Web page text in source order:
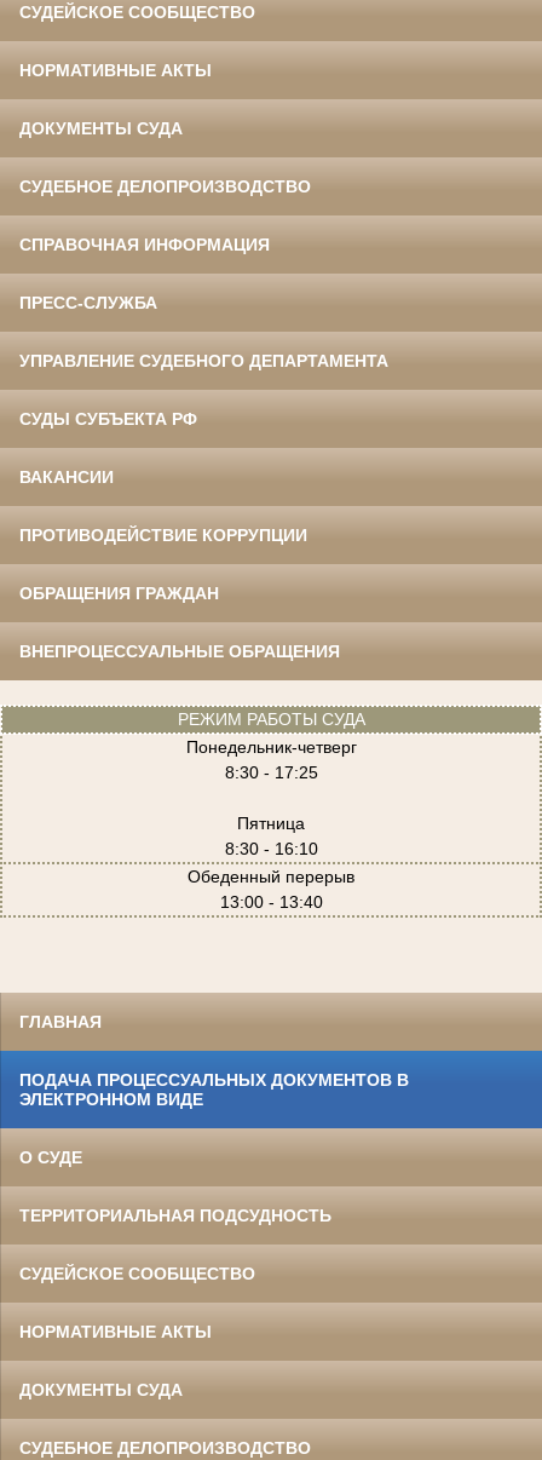
СУДЕЙСКОЕ СООБЩЕСТВО
НОРМАТИВНЫЕ АКТЫ
ДОКУМЕНТЫ СУДА
СУДЕБНОЕ ДЕЛОПРОИЗВОДСТВО
СПРАВОЧНАЯ ИНФОРМАЦИЯ
ПРЕСС-СЛУЖБА
УПРАВЛЕНИЕ СУДЕБНОГО ДЕПАРТАМЕНТА
СУДЫ СУБЪЕКТА РФ
ВАКАНСИИ
ПРОТИВОДЕЙСТВИЕ КОРРУПЦИИ
ОБРАЩЕНИЯ ГРАЖДАН
ВНЕПРОЦЕССУАЛЬНЫЕ ОБРАЩЕНИЯ
РЕЖИМ РАБОТЫ СУДА
Понедельник-четверг
8:30 - 17:25
Пятница
8:30 - 16:10
Обеденный перерыв
13:00 - 13:40
ГЛАВНАЯ
ПОДАЧА ПРОЦЕССУАЛЬНЫХ ДОКУМЕНТОВ В
ЭЛЕКТРОННОМ ВИДЕ
О СУДЕ
ТЕРРИТОРИАЛЬНАЯ ПОДСУДНОСТЬ
СУДЕЙСКОЕ СООБЩЕСТВО
НОРМАТИВНЫЕ АКТЫ
ДОКУМЕНТЫ СУДА
СУДЕБНОЕ ДЕЛОПРОИЗВОДСТВО